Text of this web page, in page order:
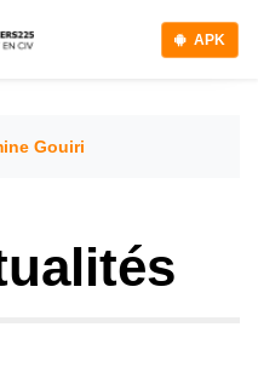
APK
Gouiri